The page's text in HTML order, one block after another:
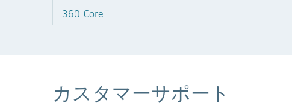
360 Core
カスタマーサポート